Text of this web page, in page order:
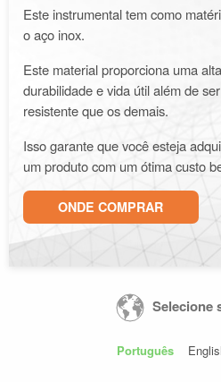
Este instrumental tem como
o aço inox.
Este material proporciona uma alta
durabilidade e vida útil além de
resistente que os demais.
Isso garante que você esteja
um produto com um ótima custo
ONDE COMPRAR
Selecione
Português